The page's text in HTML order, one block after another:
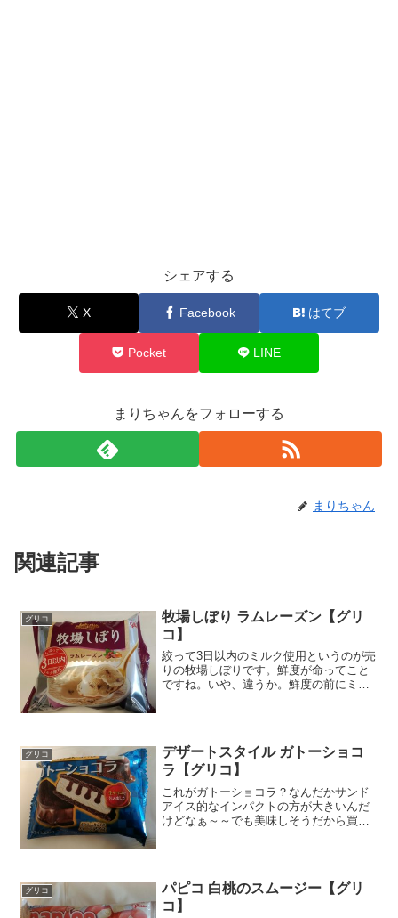
シェアする
X Facebook はてブ
Pocket LINE
まりちゃんをフォローする
まりちゃん
関連記事
グリコ
牧場しぼり ラムレーズン【グリ
コ】
絞って3日以内のミルク使用というのが売
りの牧場しぼりです。鮮度が命ってこと
ですね。いや、違うか。鮮度の前にミル
わからないので、3日以内...
グリコ
デザートスタイル ガトーショコ
ラ【グリコ】
これがガトーショコラ？なんだかサンド
アイス的なインパクトの方が大きいんだ
けどなぁ～～でも美味しそうだから買っ
グリコ
パピコ 白桃のスムージー【グリ
コ】